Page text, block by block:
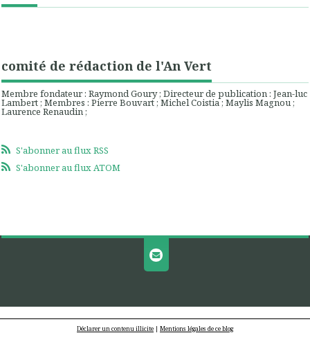
comité de rédaction de l'An Vert
Membre fondateur : Raymond Goury ; Directeur de publication : Jean-luc
Lambert ; Membres : Pierre Bouvart ; Michel Coistia ; Maylis Magnou ;
Laurence Renaudin ;
S'abonner au flux RSS
S'abonner au flux ATOM
Déclarer un contenu illicite | Mentions légales de ce blog